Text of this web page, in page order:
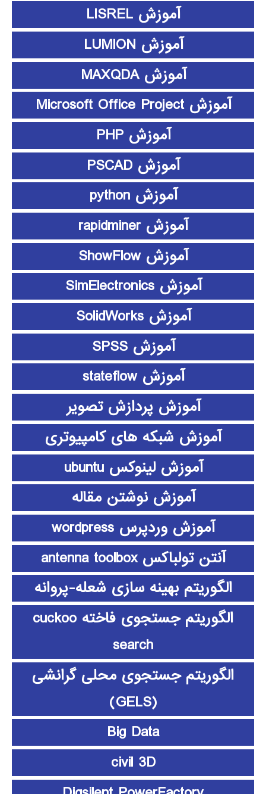
آموزش LISREL
آموزش LUMION
آموزش MAXQDA
آموزش Microsoft Office Project
آموزش PHP
آموزش PSCAD
آموزش python
آموزش rapidminer
آموزش ShowFlow
آموزش SimElectronics
آموزش SolidWorks
آموزش SPSS
آموزش stateflow
آموزش پردازش تصویر
آموزش شبکه های کامپیوتری
آموزش لینوکس ubuntu
آموزش نوشتن مقاله
آموزش وردپرس wordpress
آنتن تولباکس antenna toolbox
الگوریتم بهینه سازی شعله-پروانه
الگوریتم جستجوی فاخته cuckoo
search
الگوریتم جستجوی محلی گرانشی
(GELS)
Big Data
civil 3D